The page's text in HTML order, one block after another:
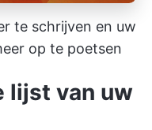
te schrijven en uw
op te poetsen
lijst van uw